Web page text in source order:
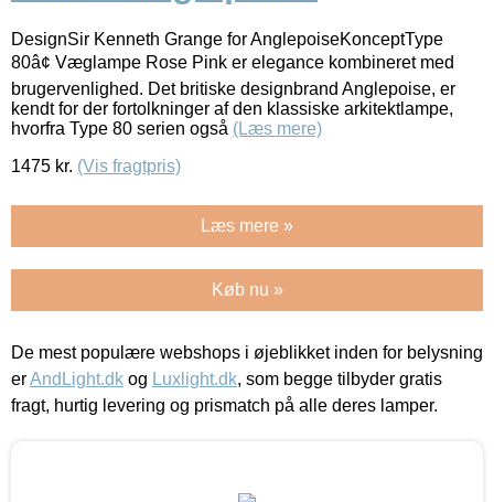
DesignSir Kenneth Grange for AnglepoiseKonceptType
80â¢ Væglampe Rose Pink er elegance kombineret med
brugervenlighed. Det britiske designbrand Anglepoise, er
kendt for der fortolkninger af den klassiske arkitektlampe,
hvorfra Type 80 serien også (Læs mere)
1475 kr. (Vis fragtpris)
Læs mere »
Køb nu »
De mest populære webshops i øjeblikket inden for belysning
erAndLight.dk og Luxlight.dk, som begge tilbyder gratis
fragt, hurtig levering og prismatch på alle deres lamper.